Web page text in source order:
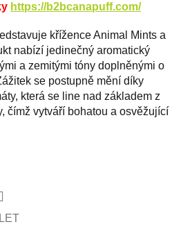
https://b2bcanapuff.com/
křížence Animal Mints a
nabízí jedinečný aromatický
a zemitými tóny doplněnými o
se postupně mění díky
která se line nad základem z
čímž vytváří bohatou a osvěžující